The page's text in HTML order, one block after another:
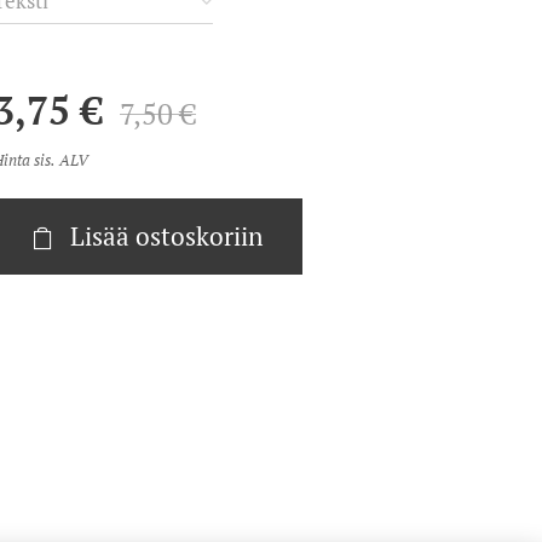
€ 7,50€
sis. ALV
Lisää ostoskoriin